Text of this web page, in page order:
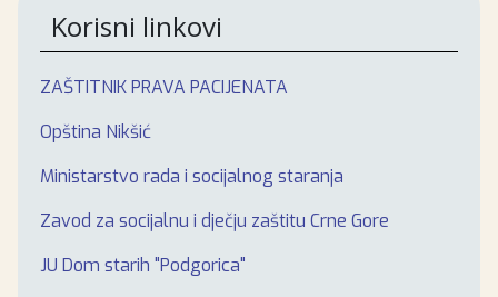
Korisni linkovi
ZAŠTITNIK PRAVA PACIJENATA
Opština Nikšić
Ministarstvo rada i socijalnog staranja
Zavod za socijalnu i dječju zaštitu Crne Gore
JU Dom starih "Podgorica"